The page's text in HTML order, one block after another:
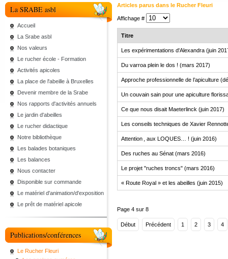
La SRABE asbl
Accueil
La Srabe asbl
Nos valeurs
Le rucher école - Formation
Activités apicoles
La place de l'abeille à Bruxelles
Devenir membre de la Srabe
Nos rapports d'activités annuels
Le jardin d'abeilles
Le rucher didactique
Notre bibliothèque
Les balades botaniques
Les balances
Nous contacter
Disponible sur commande
Le matériel d'animation/d'exposition
Le prêt de matériel apicole
Publications/conférences
Le Rucher Fleuri
Articles parus dans le Rucher Fleuri
Affichage #
Titre
Les expérimentations d'Alexandra (juin
Du varroa plein le dos ! (mars 2017)
Approche professionnelle de l’apiculture
Un couvain sain pour une apiculture
Ce que nous disait Maeterlinck (juin 2017)
Les conseils techniques de Xavier
Attention , aux LOQUES… ! (juin 2016)
Des ruches au Sénat (mars 2016)
Le projet "ruches troncs" (mars 2016)
« Route Royal » et les abeilles (juin 2015)
Page 4 sur 8
Début Précédent 1 2 3 4